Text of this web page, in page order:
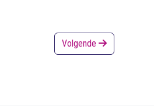
Volgende